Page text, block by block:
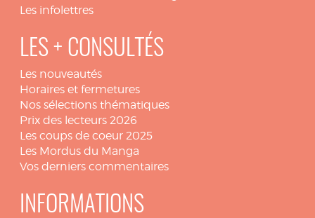
Les infolettres
LES + CONSULTÉS
Les nouveautés
Horaires et fermetures
Nos sélections thématiques
Prix des lecteurs 2026
Les coups de coeur 2025
Les Mordus du Manga
Vos derniers commentaires
INFORMATIONS